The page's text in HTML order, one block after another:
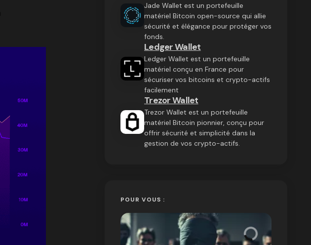
Jade Wallet est un portefeuille
matériel Bitcoin open-source qui allie
sécurité et élégance pour protéger vos
fonds.
Ledger Wallet
Ledger Wallet est un portefeuille
matériel conçu en France pour
sécuriser vos bitcoins et crypto-actifs
facilement
Trezor Wallet
Trezor Wallet est un portefeuille
matériel Bitcoin pionnier, conçu pour
offrir sécurité et simplicité dans la
gestion de vos crypto-actifs.
POUR VOUS :